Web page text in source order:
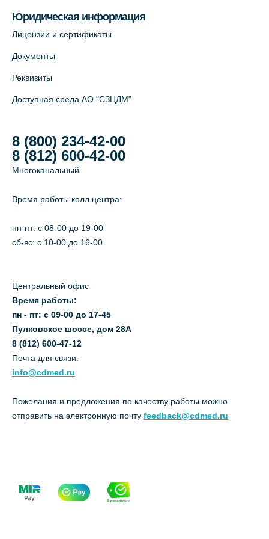
На карте
Лабораторный терминал на Большом
+7 (812) 565-11-12
На карте
Юридическая информация
Лицензии и сертификаты
Документы
Реквизиты
Доступная среда АО "СЗЦДМ"
8 (800) 234-42-00
8 (812) 600-42-00
Многоканальный
Время работы колл центра:
пн-пт: c 08-00 до 19-00
сб-вс: с 10-00 до 16-00
Центральный офис
Время работы:
пн - пт: с 09-00 до 17-45
Пулковское шоссе, дом 28А
8 (812) 600-47-12
Почта для связи:
info@cdmed.ru
Пожелания и предложения по качеству работы можно
отправить на электронную почту feedback@cdmed.ru